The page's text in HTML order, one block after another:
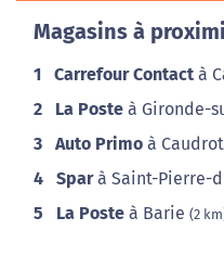
Magasins à
1 Carrefour Contact à
2 La Poste à Gironde-
3 Auto Primo à Caudrot
4 Sparà Saint-Pierre-
5 La Poste à Barie (2